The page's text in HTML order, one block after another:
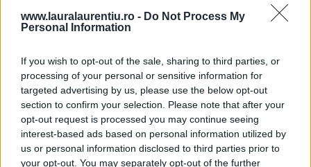
www.lauralaurentiu.ro - Do Not Process My
Personal Information
If you wish to opt-out of the sale, sharing to third parties, or
processing of your personal or sensitive information for
targeted advertising by us, please use the below opt-out
section to confirm your selection. Please note that after your
opt-out request is processed you may continue seeing
interest-based ads based on personal information utilized by
us or personal information disclosed to third parties prior to
your opt-out. You may separately opt-out of the further